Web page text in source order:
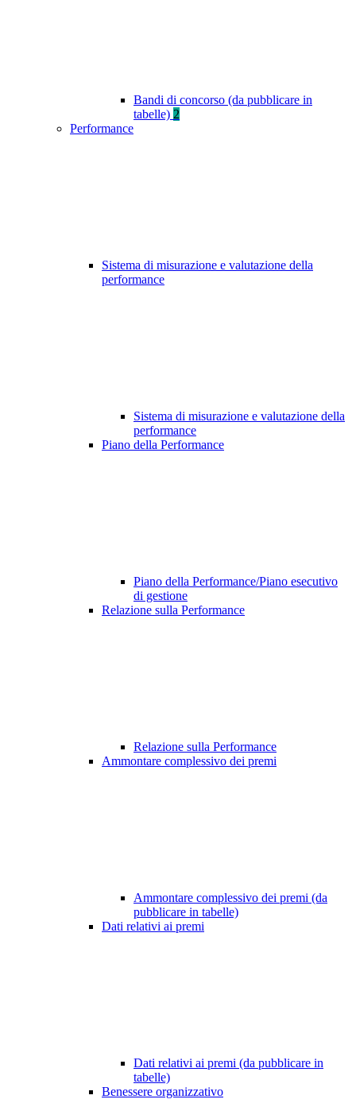
Bandi di concorso (da pubblicare in
tabelle) 2
Performance
Sistema di misurazione e valutazione della
performance
Sistema di misurazione e valutazione della
performance
Piano della Performance
Piano della Performance/Piano esecutivo
di gestione
Relazione sulla Performance
Relazione sulla Performance
Ammontare complessivo dei premi
Ammontare complessivo dei premi (da
pubblicare in tabelle)
Dati relativi ai premi
Dati relativi ai premi (da pubblicare in
tabelle)
Benessere organizzativo